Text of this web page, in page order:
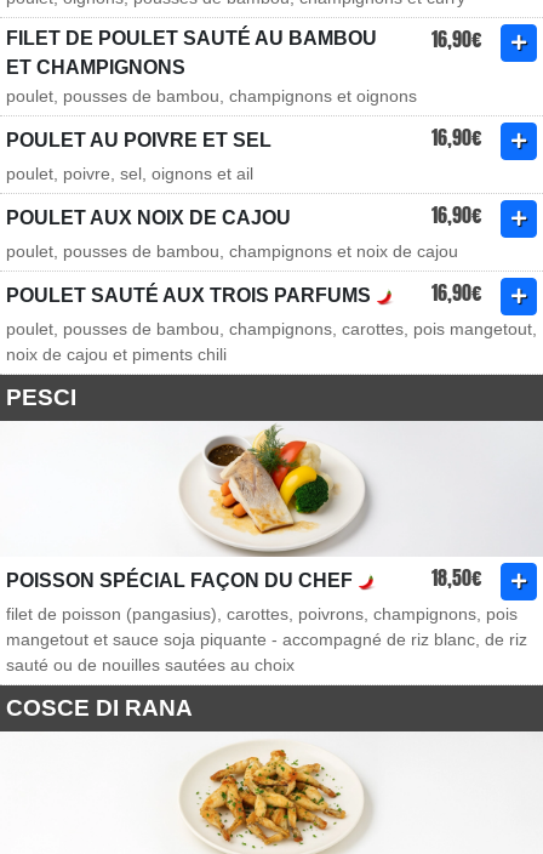
FILET DE POULET SAUTÉ AU BAMBOU
ET CHAMPIGNONS
16,90€
poulet, pousses de bambou, champignons et oignons
POULET AU POIVRE ET SEL 16,90€
poulet, poivre, sel, oignons et ail
POULET AUX NOIX DE CAJOU 16,90€
poulet, pousses de bambou, champignons et noix de cajou
POULET SAUTÉ AUX TROIS PARFUMS 16,90€
poulet, pousses de bambou, champignons, carottes, pois mangetout,
noix de cajou et piments chili
PESCI
POISSON SPÉCIAL FAÇON DU CHEF 18,50€
filet de poisson (pangasius), carottes, poivrons, champignons, pois
mangetout et sauce soja piquante - accompagné de riz blanc, de riz
sauté ou de nouilles sautées au choix
COSCE DI RANA